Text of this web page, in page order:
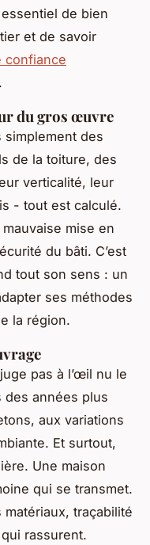
de bien
et de savoir
confiance
.
du gros œuvre
simplement des
de la toiture, des
verticalité, leur
- tout est calculé.
mise en
du bâti. C’est
tout son sens : un
ses méthodes
la région.
pas à l’œil nu le
des années plus
aux variations
Et surtout,
Une maison
qui se transmet.
matériaux, traçabilité
rassurent.